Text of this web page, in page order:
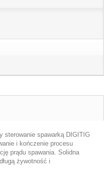
sterowanie spawarką DIGITIG
i kończenie procesu
prądu spawania. Solidna
żywotność i